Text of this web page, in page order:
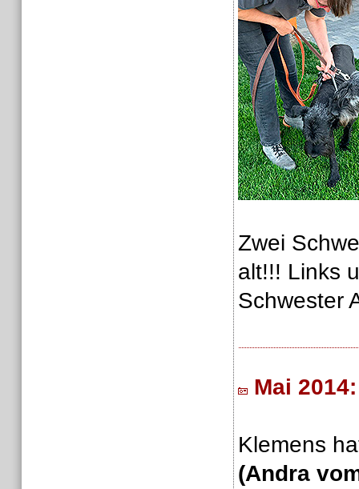
Zwei
alt!!! Links
Schwester
Mai
Klemens
(Andra